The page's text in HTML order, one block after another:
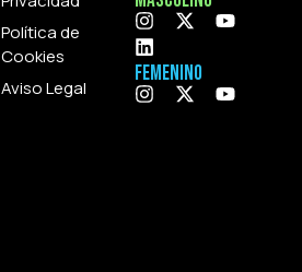
Política de
Cookies
Aviso Legal
Femenino